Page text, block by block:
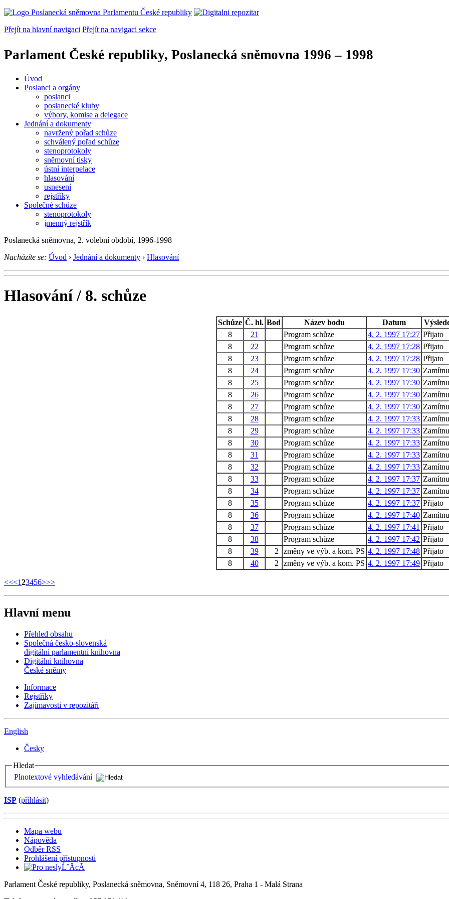
Přejít na hlavní navigaci Přejít na navigaci sekce
Parlament České republiky, Poslanecká sněmovna 1996 – 1998
Úvod
Poslanci a orgány
poslanci
poslanecké kluby
výbory, komise a delegace
Jednání a dokumenty
navržený pořad schůze
schválený pořad schůze
stenoprotokoly
sněmovní tisky
ústní interpelace
hlasování
usnesení
rejstříky
Společné schůze
stenoprotokoly
jmenný rejstřík
Poslanecká sněmovna, 2. volební období, 1996-1998
Nacházíte se: Úvod › Jednání a dokumenty › Hlasování
Hlasování / 8. schůze
Schůze Č. hl. Bod Název bodu Datum
8
21 Program schůze 4. 2. 1997 17:27 Přijato
8
22 Program schůze 4. 2. 1997 17:28 Přijato
8
23 Program schůze 4. 2. 1997 17:28 Přijato
8
24 Program schůze 4. 2. 1997 17:30
8
25 Program schůze 4. 2. 1997 17:30
8
26 Program schůze 4. 2. 1997 17:30
8
27 Program schůze 4. 2. 1997 17:30
8
28 Program schůze 4. 2. 1997 17:33
8
29 Program schůze 4. 2. 1997 17:33
8
30 Program schůze 4. 2. 1997 17:33
8
31 Program schůze 4. 2. 1997 17:33
8
32 Program schůze 4. 2. 1997 17:33
8
33 Program schůze 4. 2. 1997 17:37
8
34 Program schůze 4. 2. 1997 17:37
8
35 Program schůze 4. 2. 1997 17:37 Přijato
8
36 Program schůze 4. 2. 1997 17:40
8
37 Program schůze 4. 2. 1997 17:41 Přijato
8
38 Program schůze 4. 2. 1997 17:42 Přijato
8
39 2 změny ve výb. a kom. PS 4. 2. 1997 17:48 Přijato
8
40 2 změny ve výb. a kom. PS 4. 2. 1997 17:49 Přijato
<<<123456>>>
Hlavní menu
Přehled obsahu
Společná česko-slovenská
digitální parlamentní knihovna
Digitální knihovna
České sněmy
Informace
Rejstříky
Zajímavosti v repozitáři
English
Česky
Hledat
Plnotextové vyhledávání
ISP (příhlásit)
Mapa webu
Nápověda
Odběr RSS
Prohlášení přístupnosti
Parlament České republiky, Poslanecká sněmovna, Sněmovní 4, 118 26, Praha 1 - Malá Strana